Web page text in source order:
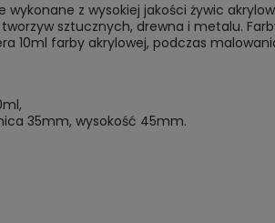
wykonane z wysokiej jakości żywic
sztucznych, drewna i metalu.
10ml farby akrylowej, podczas
35mm, wysokość 45mm.